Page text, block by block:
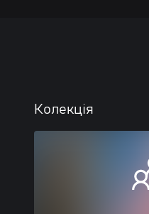
Колекція